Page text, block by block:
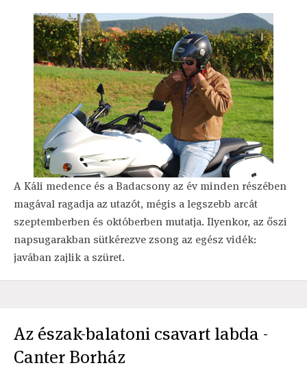
A Káli medence és a Badacsony az év minden részében
magával ragadja az utazót, mégis a legszebb arcát
szeptemberben és októberben mutatja. Ilyenkor, az őszi
napsugarakban sütkérezve zsong az egész vidék:
javában zajlik a szüret.
Az észak-balatoni csavart labda -
Canter Borház